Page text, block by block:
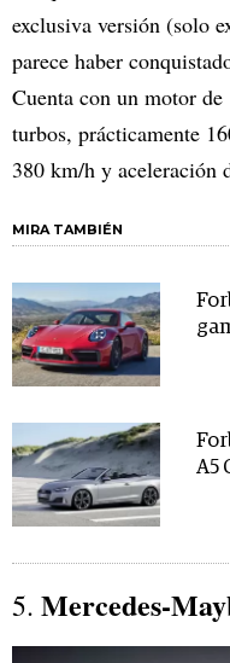
exclusiva versión (solo
parece haber
Cuenta con un motor
turbos, prácticamente
380 km/h y aceleración
MIRA TAMBIÉN
A5
5. Mercedes-